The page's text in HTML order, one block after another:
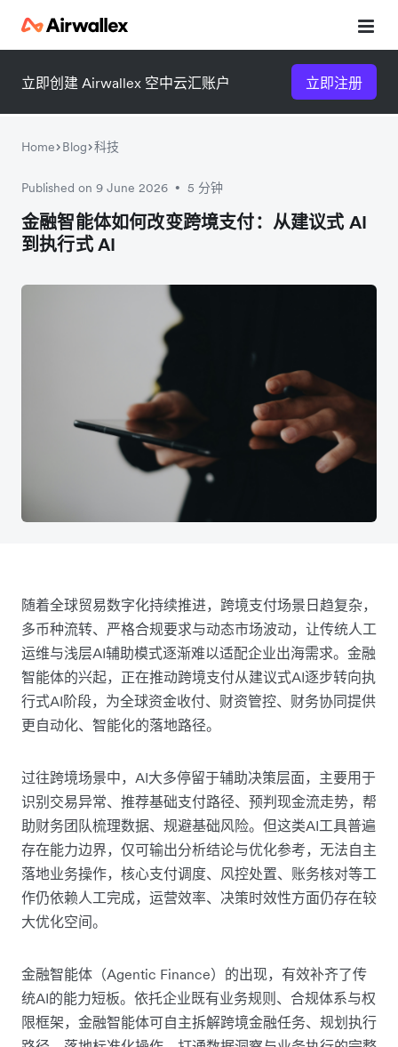
立即创建 Airwallex 空中云汇账户 立即注册
Home Blog 科技
Published on 9 June 2026 • 5 分钟
金融智能体如何改变跨境支付：从建议式 AI
到执行式 AI
随着全球贸易数字化持续推进，跨境支付场景日趋复杂，
多币种流转、严格合规要求与动态市场波动，让传统人工
运维与浅层AI辅助模式逐渐难以适配企业出海需求。金融
智能体的兴起，正在推动跨境支付从建议式AI逐步转向执
行式AI阶段，为全球资金收付、财资管控、财务协同提供
更自动化、智能化的落地路径。
过往跨境场景中，AI大多停留于辅助决策层面，主要用于
识别交易异常、推荐基础支付路径、预判现金流走势，帮
助财务团队梳理数据、规避基础风险。但这类AI工具普遍
存在能力边界，仅可输出分析结论与优化参考，无法自主
落地业务操作，核心支付调度、风控处置、账务核对等工
作仍依赖人工完成，运营效率、决策时效性方面仍存在较
大优化空间。
金融智能体（Agentic Finance）的出现，有效补齐了传
统AI的能力短板。依托企业既有业务规则、合规体系与权
限框架，金融智能体可自主拆解跨境金融任务、规划执行
微信扫一扫，点击手机右上角
微信扫一扫，点击手机右上角